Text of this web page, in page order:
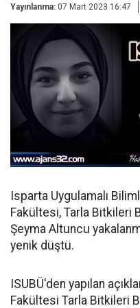
Yayınlanma: 07 Mart 2023 16:47
Isparta Uygulamalı
Fakültesi, Tarla Bitkileri
Şeyma Altuncu
yenik düştü.
ISUBÜ'den yapılan
Fakültesi Tarla Bitkileri